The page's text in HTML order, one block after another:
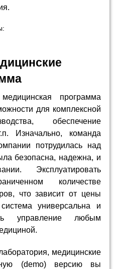
программа
для комплексной
обеспечение
Изначально, команда
потрудилась над
безопасна, надежна, и
Эксплуатировать
количестве
что зависит от цены
универсальна и
управление любым
медицинские
(demo) версию вы